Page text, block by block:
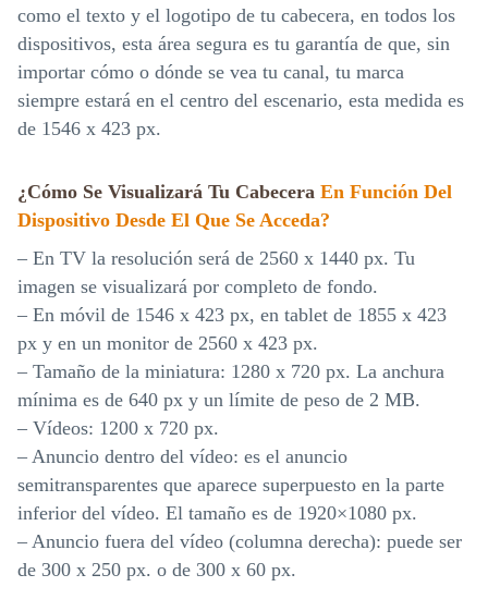
como el texto y el logotipo de tu cabecera, en todos los
dispositivos, esta área segura es tu garantía de que, sin
importar cómo o dónde se vea tu canal, tu marca
siempre estará en el centro del escenario, esta medida es
de 1546 x 423 px.
¿Cómo Se Visualizará Tu Cabecera En Función Del
Dispositivo Desde El Que Se Acceda?
– En TV la resolución será de 2560 x 1440 px. Tu
imagen se visualizará por completo de fondo.
– En móvil de 1546 x 423 px, en tablet de 1855 x 423
px y en un monitor de 2560 x 423 px.
– Tamaño de la miniatura: 1280 x 720 px. La anchura
mínima es de 640 px y un límite de peso de 2 MB.
– Vídeos: 1200 x 720 px.
– Anuncio dentro del vídeo: es el anuncio
semitransparentes que aparece superpuesto en la parte
inferior del vídeo. El tamaño es de 1920×1080 px.
– Anuncio fuera del vídeo (columna derecha): puede ser
de 300 x 250 px. o de 300 x 60 px.